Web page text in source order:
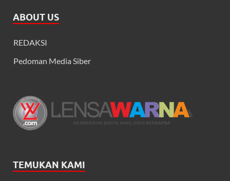
ABOUT US
REDAKSI
Pedoman Media Siber
TEMUKAN KAMI